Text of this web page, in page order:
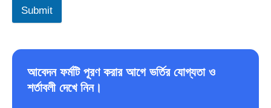
Submit
আবেদন ফর্মটি পূরণ করার আগে ভর্তির যোগ্যতা ও
শর্তাবলী দেখে নিন।